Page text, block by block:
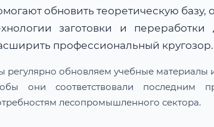
обновить теоретическую базу,
заготовки и
профессиональный кругозор.
регулярно обновляем учебные материалы
они соответствовали последним
лесопромышленного сектора.